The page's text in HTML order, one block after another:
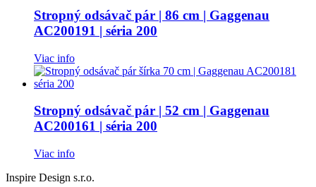
Stropný odsávač pár | 86 cm | Gaggenau
AC200191 | séria 200
Viac info
Stropný odsávač pár | 52 cm | Gaggenau
AC200161 | séria 200
Viac info
Inspire Design s.r.o.